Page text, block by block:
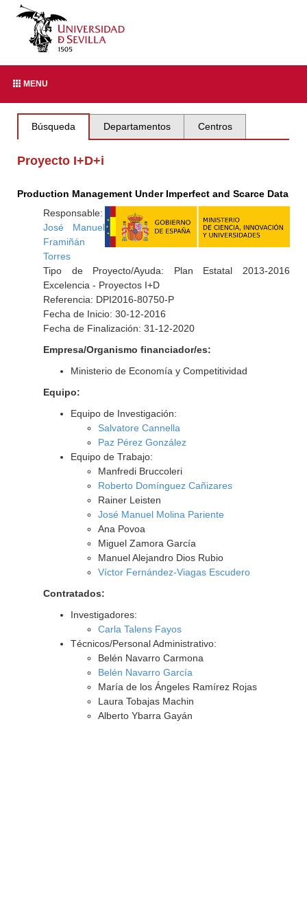
MENU
Búsqueda Departamentos Centros
Proyecto I+D+i
Production Management Under Imperfect and Scarce Data
Responsable:
José Manuel
Framiñán
Torres
Tipo de Proyecto/Ayuda: Plan Estatal 2013-2016
Excelencia - Proyectos I+D
Referencia: DPI2016-80750-P
Fecha de Inicio: 30-12-2016
Fecha de Finalización: 31-12-2020
Empresa/Organismo financiador/es:
Ministerio de Economía y Competitividad
Equipo:
Equipo de Investigación:
Salvatore Cannella
Paz Pérez González
Equipo de Trabajo:
Manfredi Bruccoleri
Roberto Domínguez Cañizares
Rainer Leisten
José Manuel Molina Pariente
Ana Povoa
Miguel Zamora García
Manuel Alejandro Dios Rubio
Víctor Fernández-Viagas Escudero
Contratados:
Investigadores:
Carla Talens Fayos
Técnicos/Personal Administrativo:
Belén Navarro Carmona
Belén Navarro García
María de los Ángeles Ramírez Rojas
Laura Tobajas Machin
Alberto Ybarra Gayán